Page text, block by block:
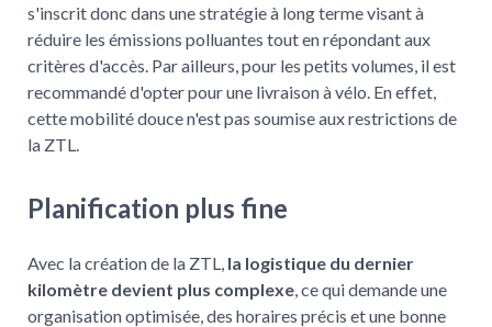
s'inscrit donc dans une stratégie à long terme visant à
réduire les émissions polluantes tout en répondant aux
critères d'accès. Par ailleurs, pour les petits volumes, il est
recommandé d'opter pour une livraison à vélo. En effet,
cette mobilité douce n'est pas soumise aux restrictions de
la ZTL.
Planification plus fine
Avec la création de la ZTL, la logistique du dernier
kilomètre devient plus complexe, ce qui demande une
organisation optimisée, des horaires précis et une bonne